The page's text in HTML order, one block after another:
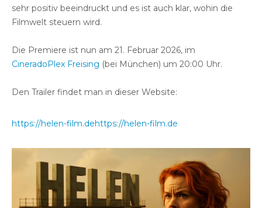
sehr positiv beeindruckt und es ist auch klar, wohin die
Filmwelt steuern wird.
Die Premiere ist nun am 21. Februar 2026, im
CineradoPlex Freising (bei München) um 20:00 Uhr.
Den Trailer findet man in dieser Website:
https://helen-film.dehttps://helen-film.de